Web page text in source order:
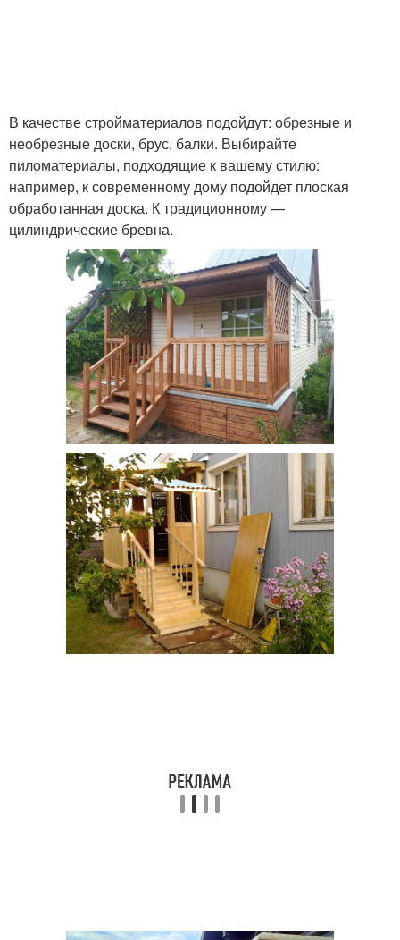
В качестве стройматериалов подойдут: обрезные и
необрезные доски, брус, балки. Выбирайте
пиломатериалы, подходящие к вашему стилю:
например, к современному дому подойдет плоская
обработанная доска. К традиционному —
цилиндрические бревна.